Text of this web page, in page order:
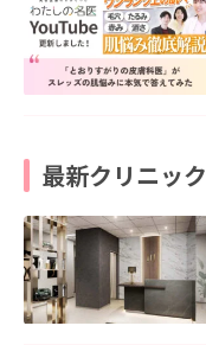
最新クリニック